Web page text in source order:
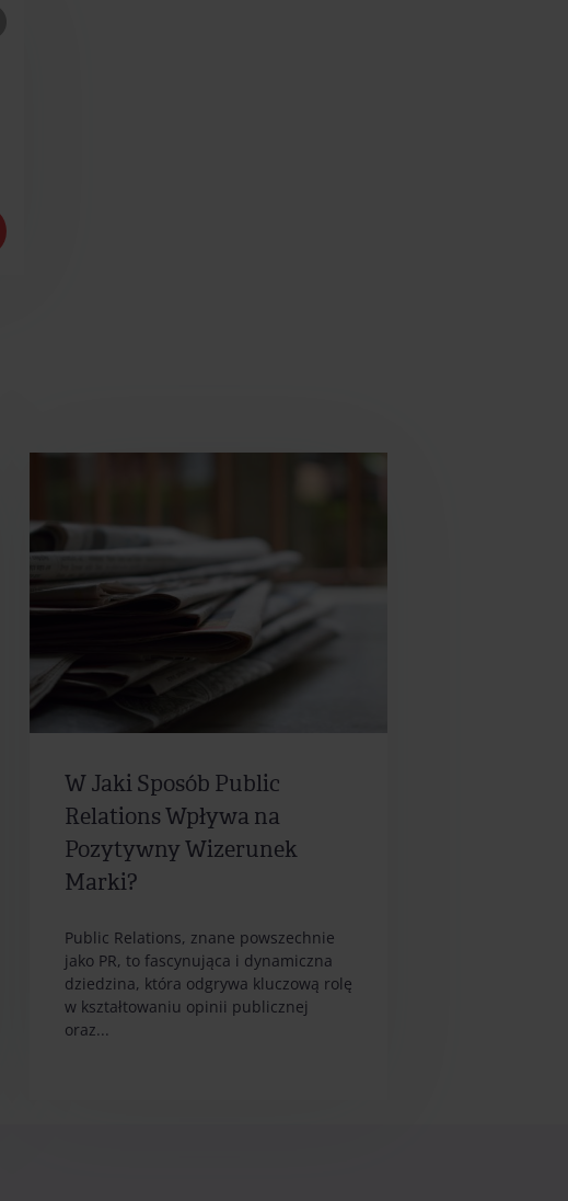
W Jaki Sposób Public
Relations Wpływa na
Pozytywny Wizerunek
Marki?
Public Relations, znane powszechnie
jako PR, to fascynująca i dynamiczna
dziedzina, która odgrywa kluczową rolę
w kształtowaniu opinii publicznej
oraz...